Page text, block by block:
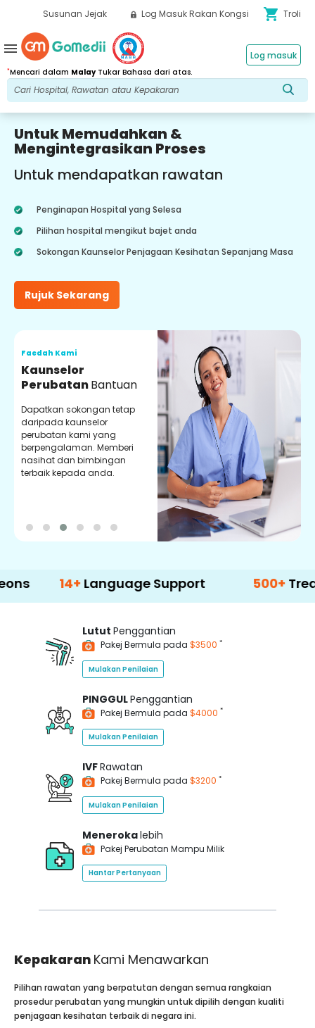
Susunan Jejak Log Masuk Rakan Kongsi shopping_cart Troli
*Mencari dalam MalayTukar Bahasa dari atas.
Log masuk
menu
Untuk Memudahkan &
Mengintegrasikan Proses
Untuk mendapatkan rawatan
Penginapan Hospital yang Selesa
Pilihan hospital mengikut bajet anda
Sokongan Kaunselor Penjagaan Kesihatan Sepanjang Masa
Rujuk Sekarang
Faedah Kami
Kaunselor
PerubatanBantuan
Dapatkan sokongan tetap
daripada kaunselor
perubatan kami yang
berpengalaman. Memberi
nasihat dan bimbingan
terbaik kepada anda.
14+Language Support 500+ Treatment
Lutut Penggantian
Pakej Bermula pada $3500 *
Mulakan Penilaian
PINGGULPenggantian
Pakej Bermula pada $4000 *
Mulakan Penilaian
IVFRawatan
Pakej Bermula pada $3200 *
Mulakan Penilaian
Menerokalebih
Pakej Perubatan Mampu Milik
Hantar Pertanyaan
Kepakaran Kami Menawarkan
Pilihan rawatan yang berpatutan dengan semua rangkaian
prosedur perubatan yang mungkin untuk dipilih dengan kualiti
penjagaan kesihatan terbaik di negara ini.